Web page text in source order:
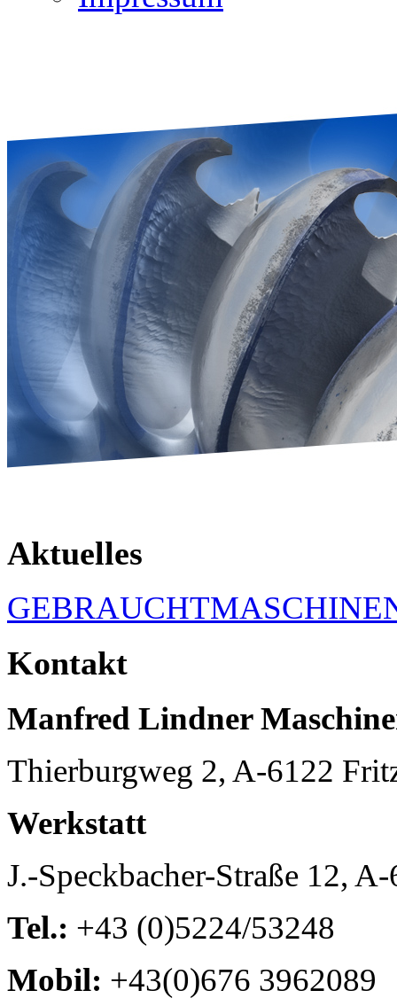
Aktuelles
Kontakt
Manfred Lindner
Thierburgweg 2, A-6122
Werkstatt
J.-Speckbacher-Straße 12,
Tel.: +43 (0)5224/53248
Mobil: +43(0)676 3962089